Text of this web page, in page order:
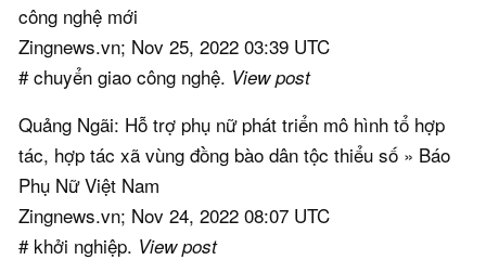
công nghệ mới
Zingnews.vn; Nov 25, 2022 03:39 UTC
# chuyển giao công nghệ. View post
Quảng Ngãi: Hỗ trợ phụ nữ phát triển mô hình tổ hợp
tác, hợp tác xã vùng đồng bào dân tộc thiểu số » Báo
Phụ Nữ Việt Nam
Zingnews.vn; Nov 24, 2022 08:07 UTC
# khởi nghiệp. View post